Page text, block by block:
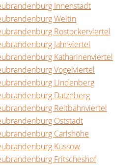
Innenstadt
Weitin
Rostockerviertel
Jahnviertel
Katharinenviertel
Vogelviertel
Lindenberg
Datzeberg
Reitbahnviertel
Oststadt
Carlshöhe
Küssow
Fritscheshof